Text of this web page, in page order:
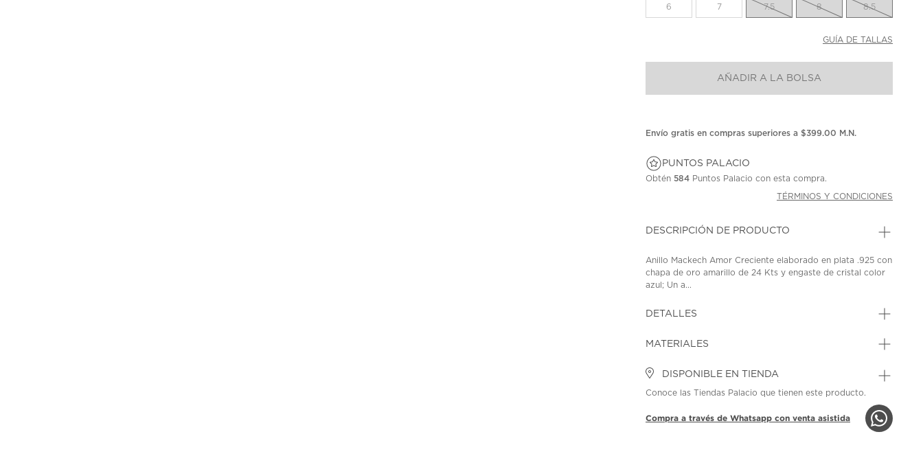
misma
6 7 7.5 8 8.5
GUÍA DE TALLAS
AÑADIR A LA BOLSA
Envío gratis en compras superiores a $399.00 M.N.
PUNTOS PALACIO
Obtén584 Puntos Palacio con esta compra.
TÉRMINOS Y CONDICIONES
DESCRIPCIÓN DE PRODUCTO
Anillo Mackech Amor Creciente elaborado en plata .925 con
chapa de oro amarillo de 24 Kts y engaste de cristal color
azul; Un a...
DETALLES
MATERIALES
DISPONIBLE EN TIENDA
Conoce las Tiendas Palacio que tienen este producto.
Compra a través de Whatsapp con venta asistida